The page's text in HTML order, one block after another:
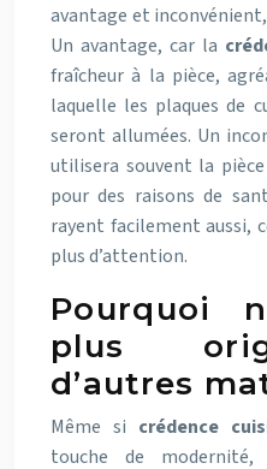
avantage et
Un avantage, car la
fraîcheur à la pièce,
laquelle les plaques de
seront allumées. Un
utilisera souvent la
pour des raisons de
rayent facilement aussi,
plus d’attention.
Pourquoi
plus
d’autres
Même si crédence
touche de